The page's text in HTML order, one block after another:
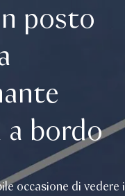
posto
a bordo
occasione di vedere i